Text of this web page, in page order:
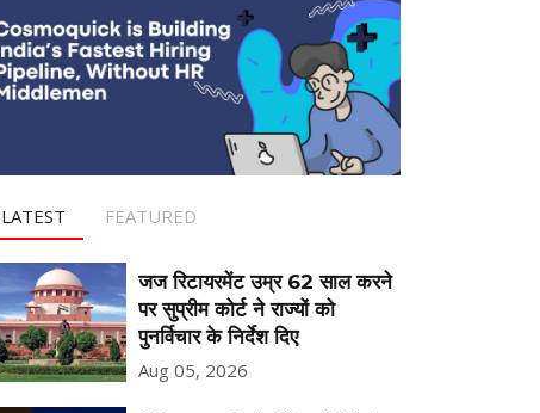
LATEST FEATURED
जज रिटायरमेंट उम्र 62 साल करने
पर सुप्रीम कोर्ट ने राज्यों को
पुनर्विचार के निर्देश दिए
Aug 05, 2026